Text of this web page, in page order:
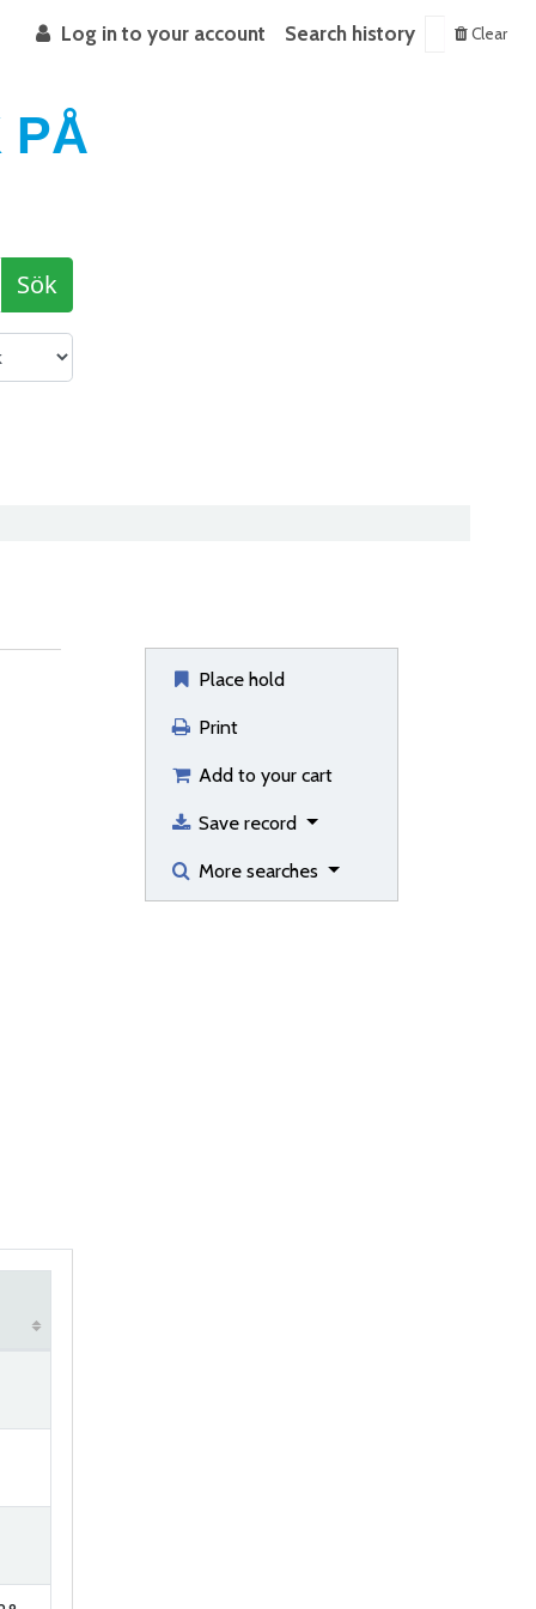
Log in to your account Search history Clear
PÅ
Sök
Place hold
Print
Add to your cart
Save record
More searches